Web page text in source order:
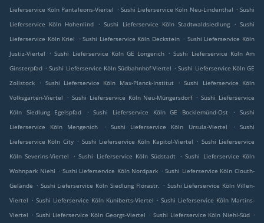
Lieferservice Köln Pantaleons-Viertel . Sushi Lieferservice Köln Neu-Lindenthal . Sushi
Lieferservice Köln Hohenlind
. Sushi Lieferservice Köln Stadtwaldsiedlung . Sushi
Lieferservice Köln Kriel . Sushi Lieferservice Köln Deckstein . Sushi Lieferservice Köln
Justiz-Viertel
. Sushi Lieferservice Köln GE Longerich . Sushi Lieferservice Köln Am
Ginsterpfad . Sushi Lieferservice Köln Südbahnhof-Viertel . Sushi Lieferservice Köln GE
Zollstock
. Sushi Lieferservice Köln Max-Planck-Institut . Sushi Lieferservice Köln
Volksgarten-Viertel
. Sushi Lieferservice Köln Neu-Müngersdorf . Sushi Lieferservice
Köln Siedlung Egelspfad
. Sushi Lieferservice Köln GE Bocklemünd-Ost .
Sushi
Lieferservice Köln Mengenich
. Sushi Lieferservice Köln Ursula-Viertel .
Sushi
Lieferservice Köln City . Sushi Lieferservice Köln Kapitol-Viertel . Sushi Lieferservice
Köln Severins-Viertel
. Sushi Lieferservice Köln Südstadt . Sushi Lieferservice Köln
Wohnpark Niehl . Sushi Lieferservice Köln Nordpark . Sushi Lieferservice Köln Clouth-
Gelände . Sushi Lieferservice Köln Siedlung Florastr. . Sushi Lieferservice Köln Villen-
Viertel . Sushi Lieferservice Köln Kuniberts-Viertel . Sushi Lieferservice Köln Martins-
Viertel . Sushi Lieferservice Köln Georgs-Viertel . Sushi Lieferservice Köln Niehl-Süd .